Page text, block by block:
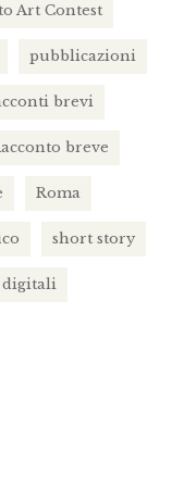
Art Contest
pubblicazioni
brevi
breve
Roma
short story
digitali